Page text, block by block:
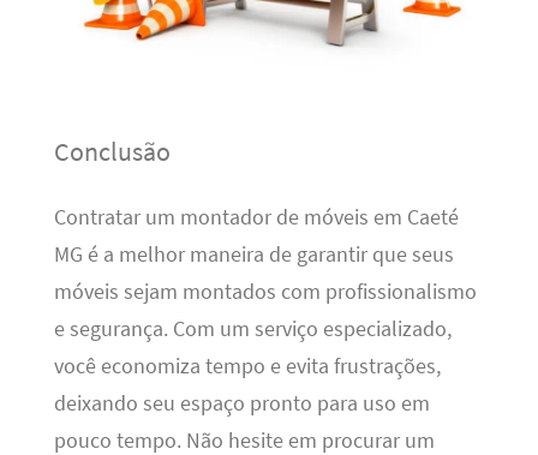
Conclusão
Contratar um montador de móveis em Caeté
MG é a melhor maneira de garantir que seus
móveis sejam montados com profissionalismo
e segurança. Com um serviço especializado,
você economiza tempo e evita frustrações,
deixando seu espaço pronto para uso em
pouco tempo. Não hesite em procurar um